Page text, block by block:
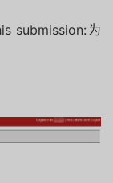
submission:为